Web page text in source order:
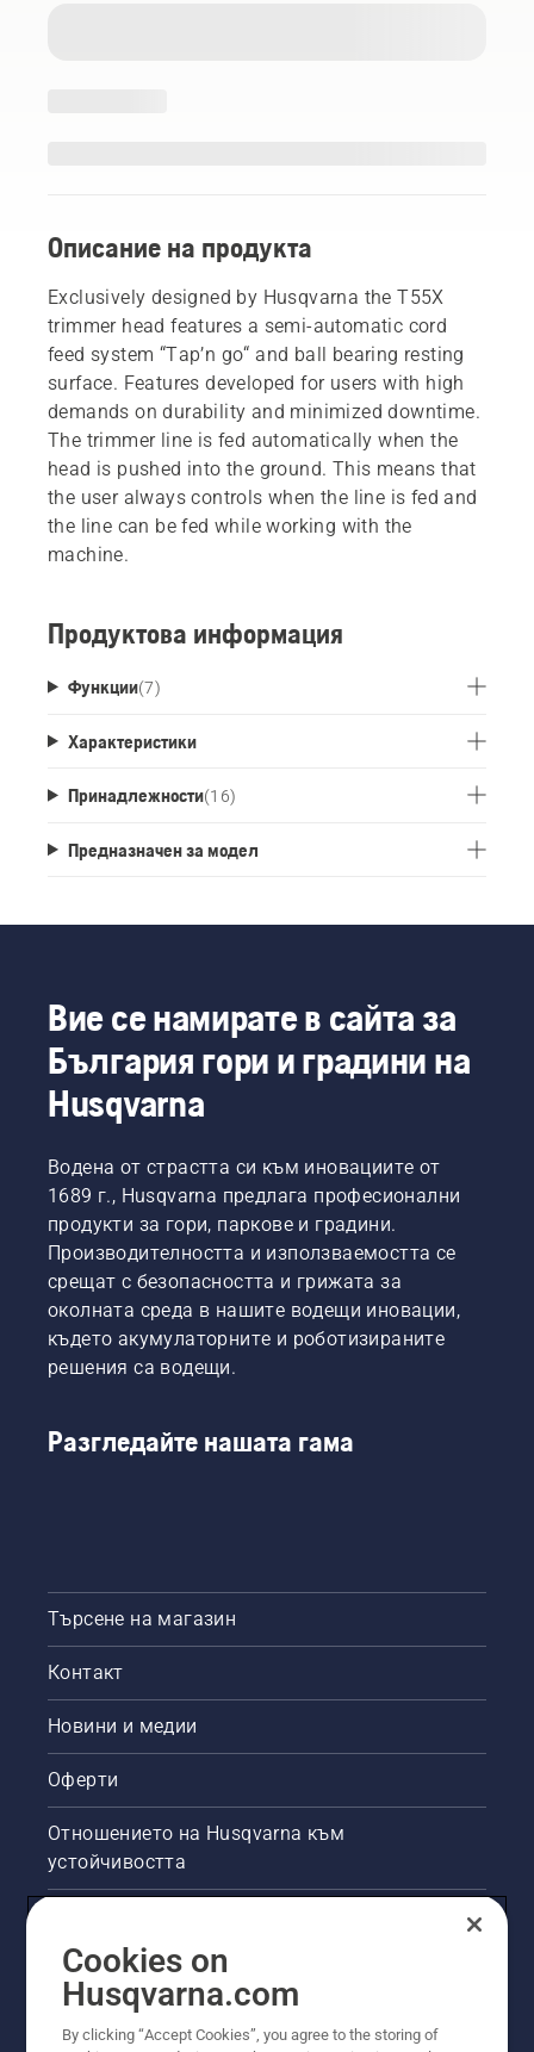
Описание на продукта
Exclusively designed by Husqvarna the T55X
trimmer head features a semi-automatic cord
feed system “Tap’n go“ and ball bearing resting
surface. Features developed for users with high
demands on durability and minimized downtime.
The trimmer line is fed automatically when the
head is pushed into the ground. This means that
the user always controls when the line is fed and
the line can be fed while working with the
machine.
Продуктова информация
Функции(7)
Характеристики
Принадлежности(16)
Предназначен за модел
Вие се намирате в сайта за
България гори и градини на
Husqvarna
Водена от страстта си към иновациите от
1689 г., Husqvarna предлага професионални
продукти за гори, паркове и градини.
Производителността и използваемостта се
срещат с безопасността и грижата за
околната среда в нашите водещи иновации,
където акумулаторните и роботизираните
решения са водещи.
Разгледайте нашата гама
Търсене на магазин
Контакт
Новини и медии
Оферти
Отношението на Husqvarna към
устойчивостта
Други сайтове на Husqvarna
Cookies on
Husqvarna.com
By clicking “Accept Cookies”, you agree to the storing of